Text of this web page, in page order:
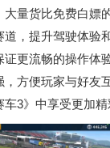
量货比免费白嫖
道，提升驾驶体验
更流畅的操作体
，方便玩家与好友
3》中享受更加